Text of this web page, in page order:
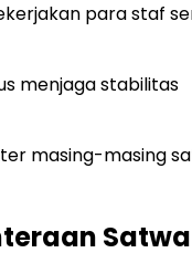
para staf
menjaga stabilitas
masing-masing
Satwa